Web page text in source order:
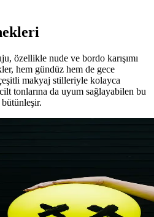
özellikle nude ve bordo karışımı
hem gündüz hem de gece
makyaj stilleriyle kolayca
tonlarına da uyum sağlayabilen bu